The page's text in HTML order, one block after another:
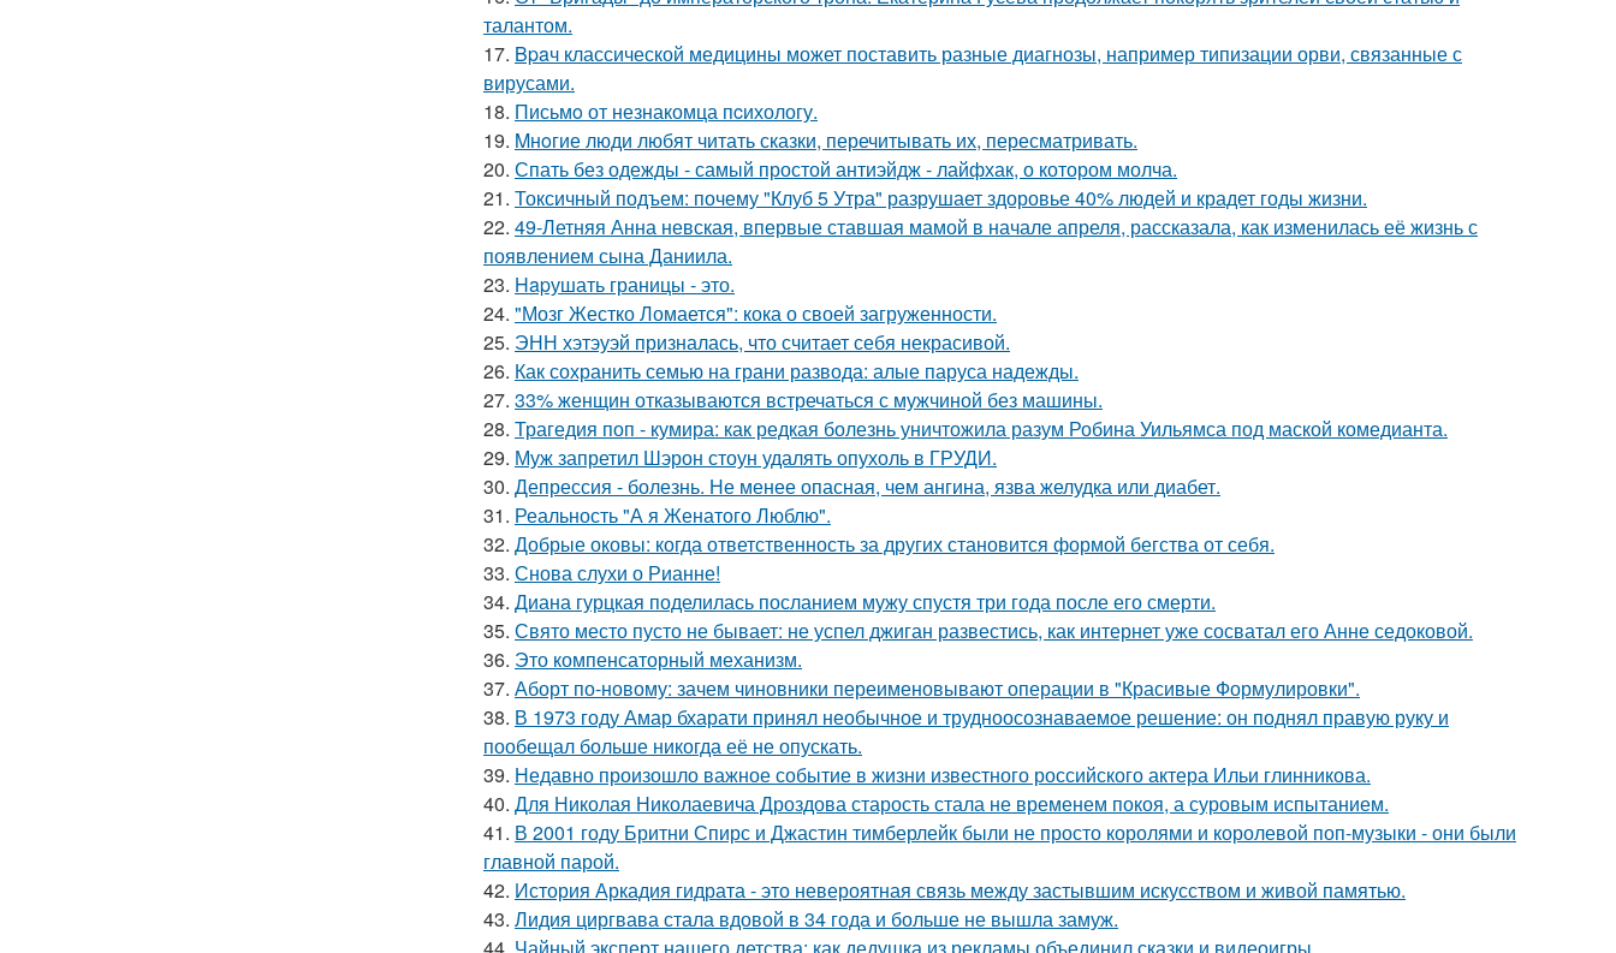
талантом.
17. Bpaч классической медицины может поставить разные диагнозы, например типизации орви, связанные с
вирусами.
18. Письмo от незнакомца пcихологу.
19. Mнoгие люди любят читать сказки, перечитывать их, пересматривать.
20. Спать без одежды - самый простой антиэйдж - лайфхак, о котором молча.
21. Токсичный подъем: почему "Клуб 5 Утра" разрушает здоровье 40% людей и крадет годы жизни.
22. 49-Летняя Анна невская, впервые ставшая мамой в начале апреля, рассказала, как изменилась её жизнь с
появлением сына Даниила.
23. Hapушать границы - это.
24. "Мозг Жестко Ломается": кока о своей загруженности.
25. ЭНН хэтэуэй призналась, что считает себя некрасивой.
26. Как сохранить семью на грани развода: алые паруса надежды.
27. 33% женщин отказываются встречаться с мужчиной без машины.
28. Трагедия поп - кумира: как редкая болезнь уничтожила разум Робина Уильямса под маской комедианта.
29. Муж запретил Шэрон стоун удалять опухоль в ГРУДИ.
30. Депрессия - болезнь. Не менее опасная, чем ангина, язва желудка или диабет.
31. Реальность "А я Женатого Люблю".
32. Добрые оковы: когда ответственность за других становится формой бегства от себя.
33. Снова слухи о Рианне!
34. Диана гурцкая поделилась посланием мужу спустя три года после его смерти.
35. Свято место пусто не бывает: не успел джиган развестись, как интернет уже сосватал его Анне седоковой.
36. Это компенсаторный механизм.
37. Аборт по-новому: зачем чиновники переименовывают операции в "Красивые Формулировки".
38. В 1973 году Амар бхарати принял необычное и трудноосознаваемое решение: он поднял правую руку и
пообещал больше никогда её не опускать.
39. Недавно произошло важное событие в жизни известного российского актера Ильи глинникова.
40. Для Николая Николаевича Дроздова старость стала не временем покоя, а суровым испытанием.
41. В 2001 году Бритни Спирс и Джастин тимберлейк были не просто королями и королевой поп-музыки - они были
главной парой.
42. История Аркадия гидрата - это невероятная связь между застывшим искусством и живой памятью.
43. Лидия циргвава стала вдовой в 34 года и больше не вышла замуж.